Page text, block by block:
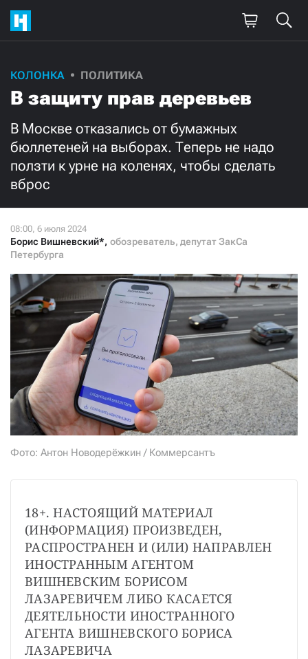
КОЛОНКА ПОЛИТИКА
В защиту прав деревьев
В Москве отказались от бумажных
бюллетеней на выборах. Теперь не надо
ползти к урне на коленях, чтобы сделать
вброс
Борис Вишневский*, обозреватель, депутат ЗакСа
Петербурга
Фото: Антон Новодерёжкин / Коммерсантъ
18+. НАСТОЯЩИЙ МАТЕРИАЛ
(ИНФОРМАЦИЯ) ПРОИЗВЕДЕН,
РАСПРОСТРАНЕН И (ИЛИ) НАПРАВЛЕН
ИНОСТРАННЫМ АГЕНТОМ
ВИШНЕВСКИМ БОРИСОМ
ЛАЗАРЕВИЧЕМ ЛИБО КАСАЕТСЯ
ДЕЯТЕЛЬНОСТИ ИНОСТРАННОГО
АГЕНТА ВИШНЕВСКОГО БОРИСА
ЛАЗАРЕВИЧА
Поддержите
нашу работу!
Ежемесячно Разово
3000 1000
Нажимая кнопку «Стать соучастником»,
я принимаю
условия и подтверждаю свое гражданство РФ
СТАТЬ СОУЧАСТНИКОМ
ПОДЕЛИТЬСЯ С ДРУЗЬЯМИ
Если у вас есть вопросы, пишите donate@novayagazeta.ruили
звоните:
+7 (929) 612-03-68